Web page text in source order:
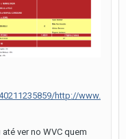
http://www.
ver no WVC quem